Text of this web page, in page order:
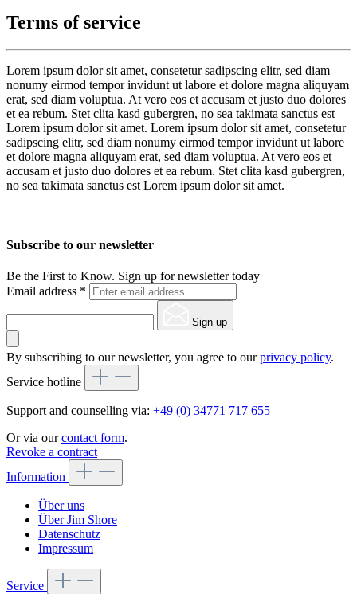
Terms of service
Lorem ipsum dolor sit amet, consetetur sadipscing elitr, sed diam
nonumy eirmod tempor invidunt ut labore et dolore magna aliquyam
erat, sed diam voluptua. At vero eos et accusam et justo duo dolores
et ea rebum. Stet clita kasd gubergren, no sea takimata sanctus est
Lorem ipsum dolor sit amet. Lorem ipsum dolor sit amet, consetetur
sadipscing elitr, sed diam nonumy eirmod tempor invidunt ut labore
et dolore magna aliquyam erat, sed diam voluptua. At vero eos et
accusam et justo duo dolores et ea rebum. Stet clita kasd gubergren,
no sea takimata sanctus est Lorem ipsum dolor sit amet.
Subscribe to our newsletter
Be the First to Know. Sign up for newsletter today
Email address *
Sign up
By subscribing to our newsletter, you agree to ourprivacy policy.
Service hotline
Support and counselling via: +49 (0) 34771 717 655
Or via ourcontact form.
Revoke a contract
Information
Über uns
Über Jim Shore
Datenschutz
Impressum
Service